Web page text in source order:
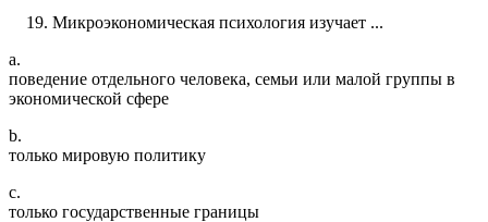
Микроэкономическая психология изучает ...
a.
поведение отдельного человека, семьи или малой группы в
экономической сфере
b.
только мировую политику
c.
только государственные границы